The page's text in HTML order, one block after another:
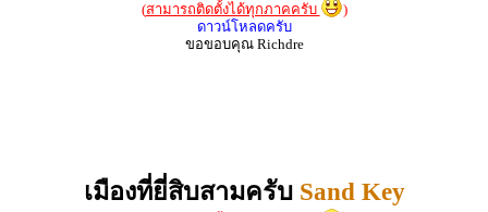
(สามารถติดตั้งได้ทุกภาคครับ
)
ดาวน์โหลดครับ
ขอขอบคุณ Richdre
เมืองที่ยี่สิบสามครับ Sand Key